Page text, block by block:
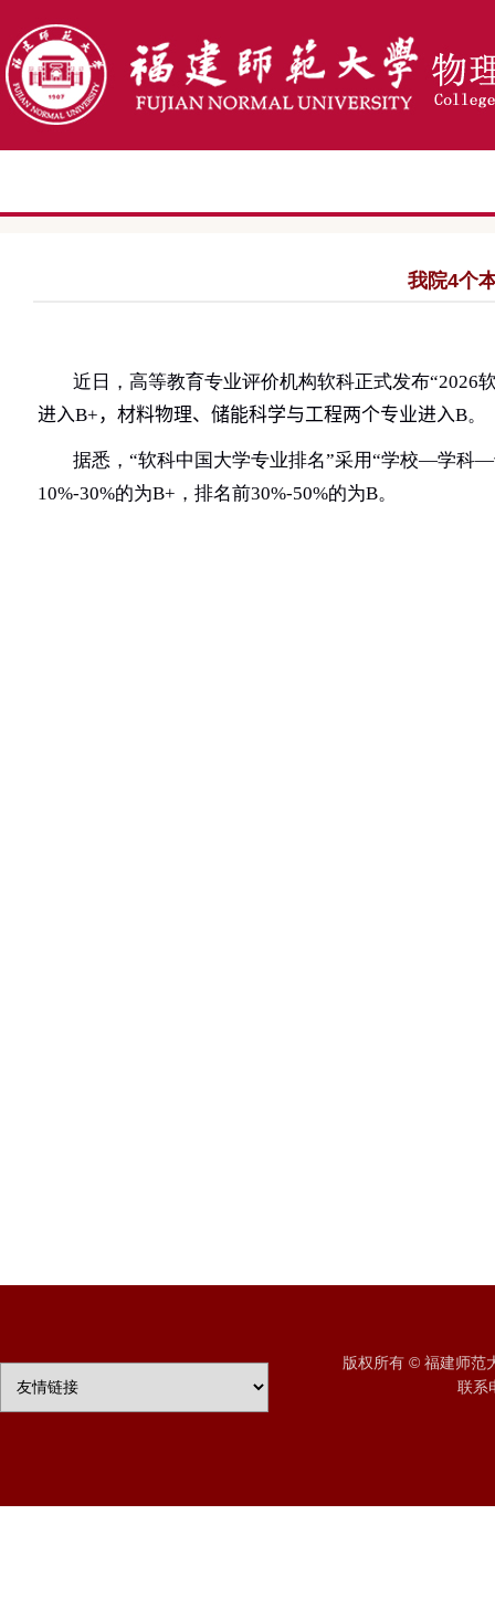
我院4个
近日，高等教育专业评价机构软科正式发布“2026
进入B+ ， 材料物理、储能科学与工程两个专业进入B。
据悉，“软科中国大学专业排名”采用“学校—学科
10%-30%的为B+ ，排名前30%-50%的为B。
版权所有 © 福建师范
联系